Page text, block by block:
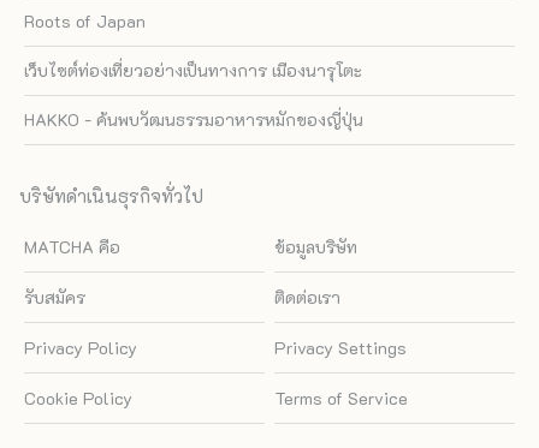
Roots of Japan
เว็บไซต์ท่องเที่ยวอย่างเป็นทางการ เมืองนารุโตะ
HAKKO - ค้นพบวัฒนธรรมอาหารหมักของญี่ปุ่น
บริษัทดำเนินธุรกิจทั่วไป
MATCHA คือ ข้อมูลบริษัท
รับสมัคร ติดต่อเรา
Privacy Policy Privacy Settings
Cookie Policy Terms of Service